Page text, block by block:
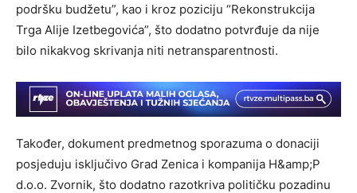
podršku budžetu”, kao i kroz poziciju “Rekonstrukcija
Trga Alije Izetbegovića”, što dodatno potvrđuje da nije
bilo nikakvog skrivanja niti netransparentnosti.
Također, dokument predmetnog sporazuma o donaciji
posjeduju isključivo Grad Zenica i kompanija H&amp;P
d.o.o. Zvornik, što dodatno razotkriva političku pozadinu